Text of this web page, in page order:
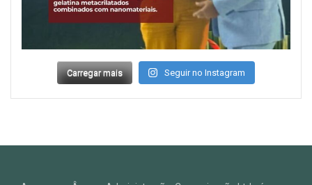
Carregar mais Seguir no Instagram